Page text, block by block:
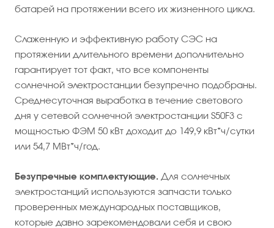
батарей на протяжении всего их жизненного цикла.
Слаженную и эффективную работу СЭС на
протяжении длительного времени дополнительно
гарантирует тот факт, что все компоненты
солнечной электростанции безупречно подобраны.
Среднесуточная выработка в течение светового
дня у сетевой солнечной электростанции S50F3 с
мощностью ФЭМ 50 кВт доходит до 149,9 кВт*ч/сутки
или 54,7 МВт*ч/год.
Безупречные комплектующие. Для солнечных
электростанций используются запчасти только
проверенных международных поставщиков,
которые давно зарекомендовали себя и свою